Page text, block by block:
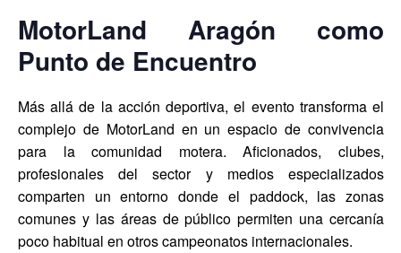
MotorLand Aragón como
Punto de Encuentro
Más allá de la acción deportiva, el evento transforma el
complejo de MotorLand en un espacio de convivencia
para la comunidad motera. Aficionados, clubes,
profesionales del sector y medios especializados
comparten un entorno donde el paddock, las zonas
comunes y las áreas de público permiten una cercanía
poco habitual en otros campeonatos internacionales.